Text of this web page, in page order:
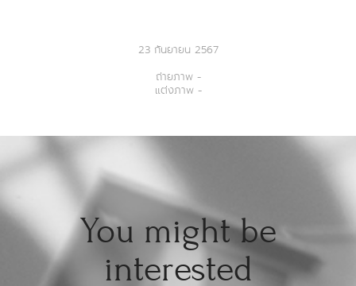
23 กันยายน 2567
ถ่ายภาพ -
แต่งภาพ -
You might be
interested